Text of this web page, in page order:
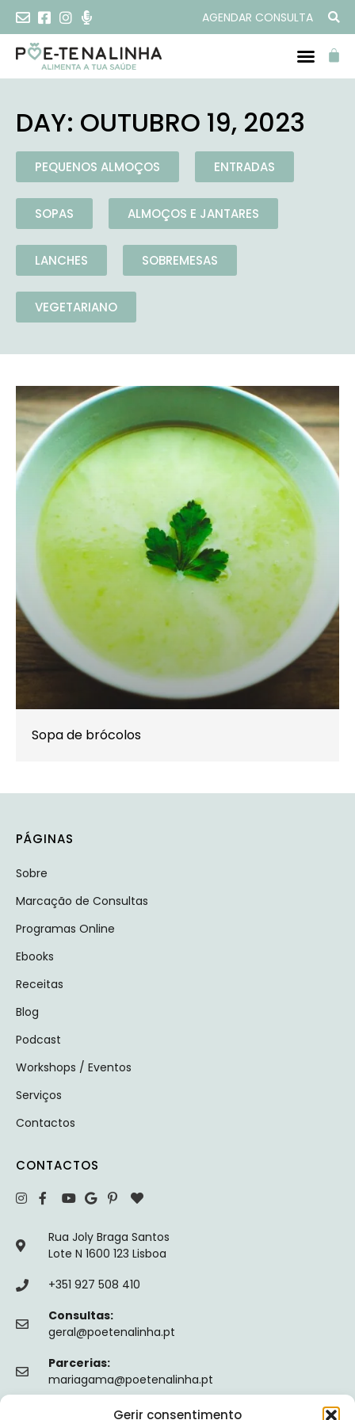
Gerir consentimento
AGENDAR CONSULTA
DAY: OUTUBRO 19, 2023
PEQUENOS ALMOÇOS ENTRADAS
SOPAS ALMOÇOS E JANTARES
LANCHES SOBREMESAS
VEGETARIANO
Sopa de brócolos
PÁGINAS
Sobre
Marcação de Consultas
Programas Online
Ebooks
Receitas
Blog
Podcast
Workshops / Eventos
Serviços
Contactos
CONTACTOS
Rua Joly Braga Santos
Lote N 1600 123 Lisboa
+351 927 508 410
Consultas:
geral@poetenalinha.pt
Parcerias:
mariagama@poetenalinha.pt